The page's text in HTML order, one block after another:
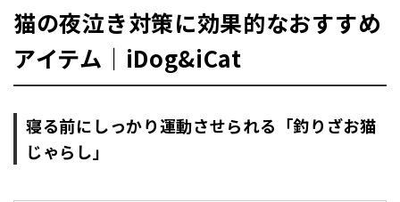
猫の夜泣き対策に効果的なおすすめ
アイテム｜iDog&iCat
寝る前にしっかり運動させられる「釣りざお猫
じゃらし」